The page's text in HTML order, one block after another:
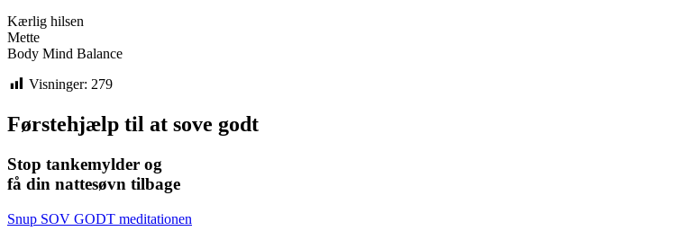
Kærlig hilsen
Mette
Body Mind Balance
Visninger: 279
Førstehjælp til at sove godt
Stop tankemylder og
få din nattesøvn tilbage
Snup SOV GODT meditationen